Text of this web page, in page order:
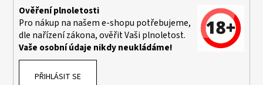
Ověření plnoletosti
Pro nákup na našem e-shopu potřebujeme,
dle nařízení zákona, ověřit Vaši plnoletost.
Vaše osobní údaje nikdy neukládáme!
PŘIHLÁSIT SE